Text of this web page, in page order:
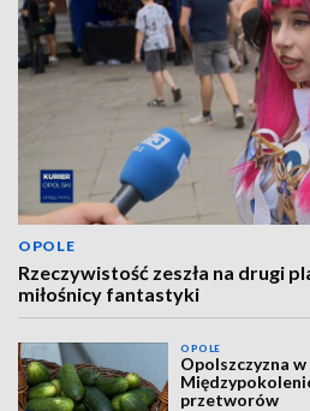
OPOLE
Rzeczywistość zeszła na drugi
miłośnicy fantastyki
OPOLE
Opolszczyzna
przetworów